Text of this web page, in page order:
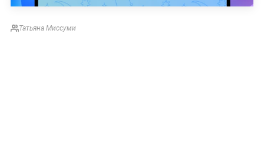
Татьяна Миссуми